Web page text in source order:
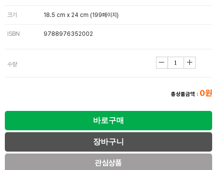
크기 18.5 cm x 24 cm (199페이지)
ISBN 9788976352002
수량
총상품금액 : 0원
관심상품